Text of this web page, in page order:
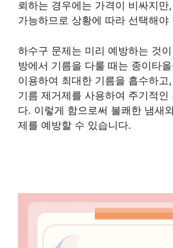
뢰하는 경우에는 가격이 비싸지만
가능하므로 상황에 따라 선택해야
하수구 문제는 미리 예방하는 것
방에서 기름을 다룰 때는 종이타
이용하여 최대한 기름을 흡수하고
기름 제거제를 사용하여 주기적인
다. 이렇게 함으로써 불쾌한 냄새
제를 예방할 수 있습니다.